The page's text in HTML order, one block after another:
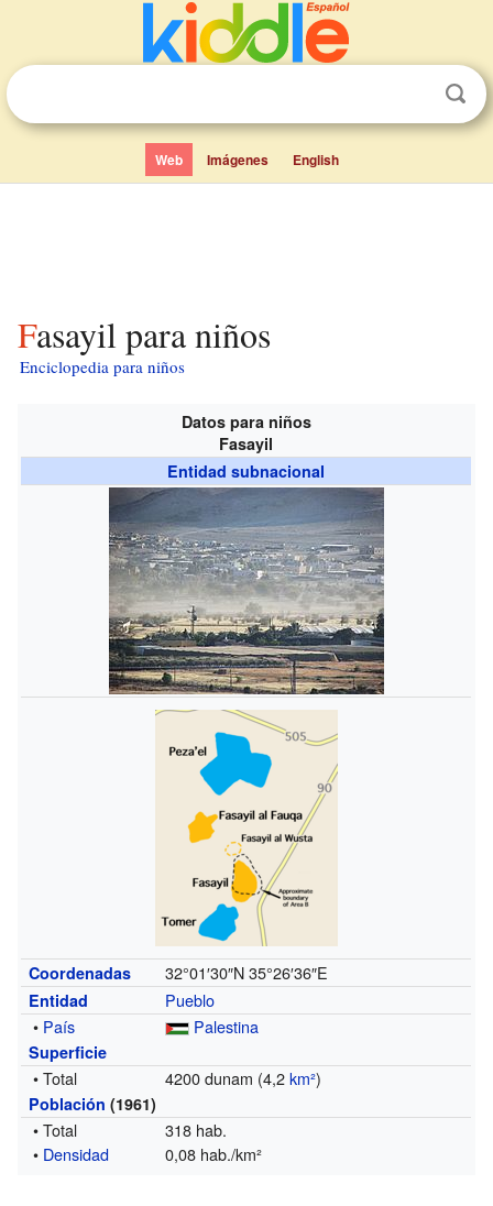
Web Imágenes English
Fasayil para niños
Enciclopedia para niños
Datos para niños
Fasayil
Entidad subnacional
Coordenadas 32°01′30″N 35°26′36″E
Entidad
Pueblo
• País Palestina
Superficie
• Total 4200 dunam (4,2km²)
Población (1961)
• Total
318 hab.
• Densidad 0,08 hab./km²